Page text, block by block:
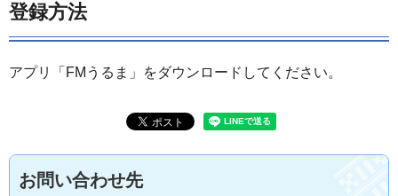
登録方法
アプリ「FMうるま」をダウンロードしてください。
お問い合わせ先